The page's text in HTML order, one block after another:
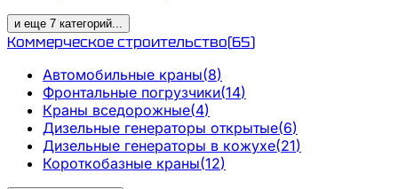
и еще 7 категорий...
Коммерческое строительство(65)
Автомобильные краны(8)
Фронтальные погрузчики(14)
Краны вседорожные(4)
Дизельные генераторы открытые(6)
Дизельные генераторы в кожухе(21)
Короткобазные краны(12)